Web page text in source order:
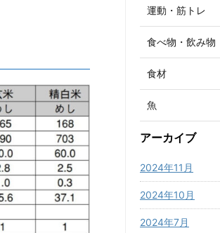
運動・筋トレ
食べ物・飲み物
食材
魚
アーカイブ
2024年11月
2024年10月
2024年7月